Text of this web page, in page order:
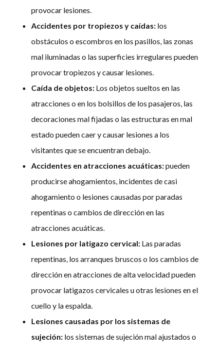
provocar lesiones.
Accidentes por tropiezos y caídas: los
obstáculos o escombros en los pasillos, las zonas
mal iluminadas o las superficies irregulares pueden
provocar tropiezos y causar lesiones.
Caída de objetos: Los objetos sueltos en las
atracciones o en los bolsillos de los pasajeros, las
decoraciones mal fijadas o las estructuras en mal
estado pueden caer y causar lesiones a los
visitantes que se encuentran debajo.
Accidentes en atracciones acuáticas:pueden
producirse ahogamientos, incidentes de casi
ahogamiento o lesiones causadas por paradas
repentinas o cambios de dirección en las
atracciones acuáticas.
Lesiones por latigazo cervical: Las paradas
repentinas, los arranques bruscos o los cambios de
dirección en atracciones de alta velocidad pueden
provocar latigazos cervicales u otras lesiones en el
cuello y la espalda.
Lesiones causadas por los sistemas de
sujeción: los sistemas de sujeción mal ajustados o